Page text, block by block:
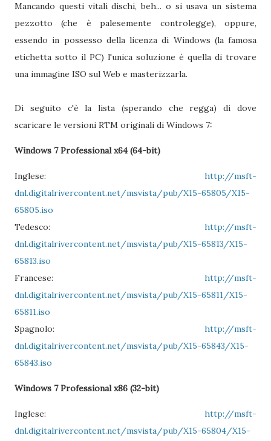
Mancando questi vitali dischi, beh... o si usava un sistema
pezzotto (che è palesemente controlegge), oppure,
essendo in possesso della licenza di Windows (la famosa
etichetta sotto il PC) l'unica soluzione è quella di trovare
una immagine ISO sul Web e masterizzarla.
Di seguito c'è la lista (sperando che regga) di dove
scaricare le versioni RTM originali di Windows 7:
Windows 7 Professional x64 (64-bit)
Inglese: http://msft-
dnl.digitalrivercontent.net/msvista/pub/X15-65805/X15-
65805.iso
Tedesco: http://msft-
dnl.digitalrivercontent.net/msvista/pub/X15-65813/X15-
65813.iso
Francese: http://msft-
dnl.digitalrivercontent.net/msvista/pub/X15-65811/X15-
65811.iso
Spagnolo: http://msft-
dnl.digitalrivercontent.net/msvista/pub/X15-65843/X15-
65843.iso
Windows 7 Professional x86 (32-bit)
Inglese: http://msft-
dnl.digitalrivercontent.net/msvista/pub/X15-65804/X15-